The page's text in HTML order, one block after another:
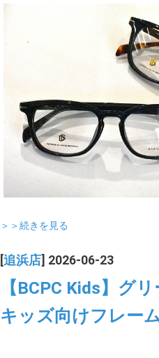
＞＞続きを見る
[追浜店] 2026-06-23
【BCPC Kids】グ
キッズ向けフレー